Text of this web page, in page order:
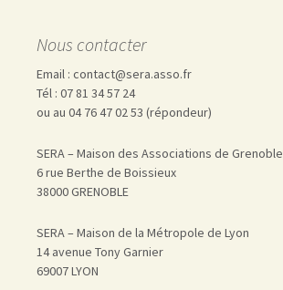
Nous contacter
Email : contact@sera.asso.fr
Tél : 07 81 34 57 24
ou au 04 76 47 02 53 (répondeur)
SERA – Maison des Associations de Grenoble
6 rue Berthe de Boissieux
38000 GRENOBLE
SERA – Maison de la Métropole de Lyon
14 avenue Tony Garnier
69007 LYON